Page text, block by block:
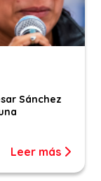
Sánchez
Leer más